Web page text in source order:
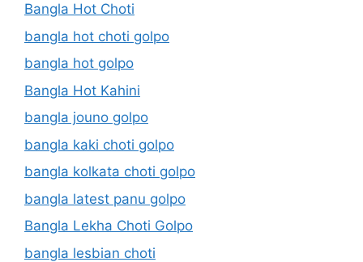
Bangla Hot Choti
bangla hot choti golpo
bangla hot golpo
Bangla Hot Kahini
bangla jouno golpo
bangla kaki choti golpo
bangla kolkata choti golpo
bangla latest panu golpo
Bangla Lekha Choti Golpo
bangla lesbian choti